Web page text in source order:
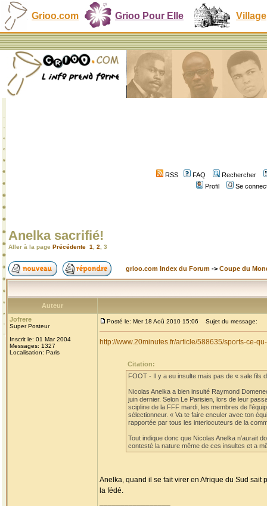
Grioo.com Grioo Pour Elle Village
RSS FAQ
Rechercher
Profil
Se
Anelka sacrifié!
Aller à la page Précédente 1 2 3
grioo.com Index du Forum -> Coupe du
Auteur
Jofrere
Super Posteur
Inscrit le: 01 Mar 2004
Messages: 1327
Localisation: Paris
Posté le: Mer 18 Aoû 2010 15:06 Sujet du message:
http://www.20minutes.fr/article/588635/sports-ce-
Citation:
FOOT - Il y a eu insulte mais pas de « sale fils
Nicolas Anelka a bien insulté Raymond
juin dernier. Selon Le Parisien, lors de leur
scipline de la FFF mardi, les membres de
sélectionneur. « Va te faire enculer avec ton
rapportée par tous les interlocuteurs de la
Tout indique donc que Nicolas Anelka n’aurait
contesté la nature même de ces insultes et a
Anelka, quand il se fait virer en Afrique du Sud
la fédé.